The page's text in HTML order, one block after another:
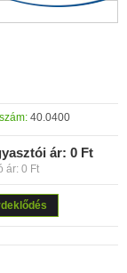
40.0400
ár: 0 Ft
ár: 0 Ft